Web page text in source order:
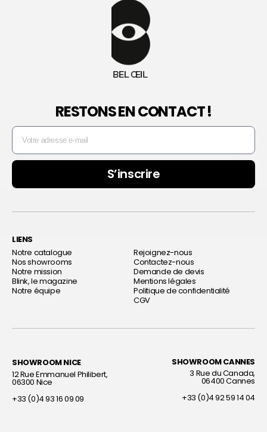
RESTONS EN CONTACT !
S’inscrire
LIENS
Notre catalogue
Nos showrooms
Notre mission
Blink, le magazine
Notre équipe
Rejoignez-nous
Contactez-nous
Demande de devis
Mentions légales
Politique de confidentialité
CGV
SHOWROOM NICE
Décorateur d’intérieur
12 Rue Emmanuel Philibert,
06300 Nice
+33 (0)4 93 16 09 09
SHOWROOM CANNES
Décorateur d’intérieur
3 Rue du Canada,
06400 Cannes
+33 (0)4 92 59 14 04